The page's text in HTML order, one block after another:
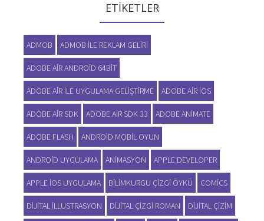
ETIKETLER
ADMOB ADMOB ILE REKLAM GELIRI
ADOBE AIR ANDROID 64BIT
ADOBE AIR ILE UYGULAMA GELIŞTIRME ADOBE AIR IOS
ADOBE AIR SDK ADOBE AIR SDK 33 ADOBE ANIMATE
ADOBE FLASH ANDROID MOBIL OYUN
ANDROID UYGULAMA ANIMASYON APPLE DEVELOPER
APPLE IOS UYGULAMA BILIMKURGU ÇIZGI ÖYKÜ COMICS
DIJITAL ILLUSTRASYON DIJITAL ÇIZGI ROMAN DIJITAL ÇIZIM